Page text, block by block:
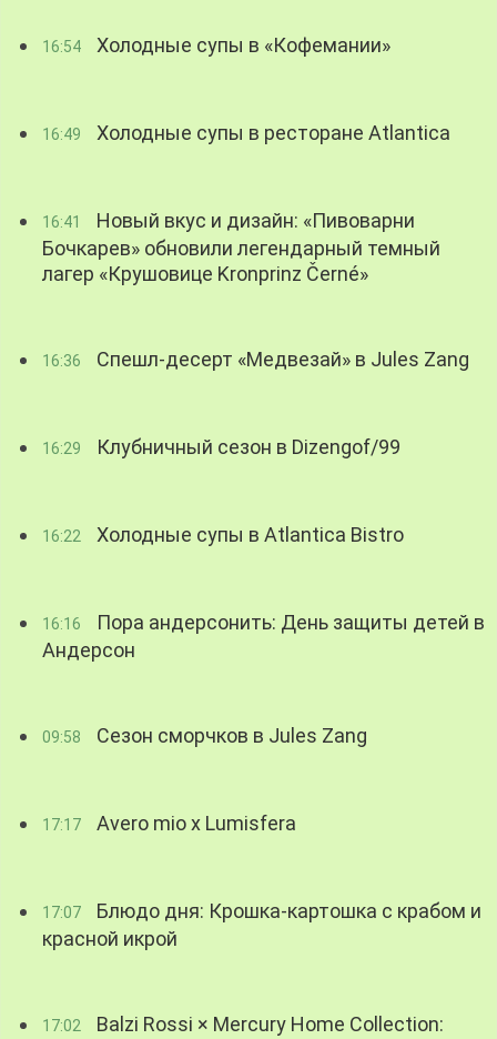
16:54 Холодные супы в «Кофемании»
16:49 Холодные супы в ресторане Atlantica
16:41
Новый вкус и дизайн: «Пивоварни
Бочкарев» обновили легендарный темный
лагер «Крушовице Kronprinz Černé»
16:36 Спешл-десерт «Медвезай» в Jules Zang
16:29 Клубничный сезон в Dizengof/99
16:22 Холодные супы в Atlantica Bistro
16:16
Пора андерсонить: День защиты детей в
Андерсон
09:58 Сезон сморчков в Jules Zang
17:17 Avero mio x Lumisfera
17:07
Блюдо дня: Крошка-картошка с крабом и
красной икрой
17:02
Balzi Rossi × Mercury Home Collection: